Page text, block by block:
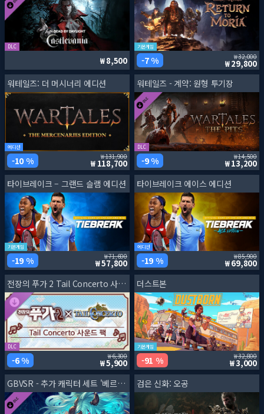
DLC
8,500
기본게임
7 % 32,000
29,800
워테일즈: 더 머시너리 에디션
에디션
10 % 131,900
118,700
워테일즈 - 계약: 원형 투기장
DLC
9 % 14,500
13,200
타이브레이크 – 그랜드 슬램 에디션
기본게임
19 % 71,600
57,800
타이브레이크 에이스 에디션
에디션
19 % 85,900
69,800
전장의 푸가 2 Tail Concerto 사운드 팩
DLC
6 % 6,300
5,900
더스트본
기본게임
91 % 32,800
3,000
GBVSR - 추가 캐릭터 세트 '베르수시아' 검은 신화: 오공